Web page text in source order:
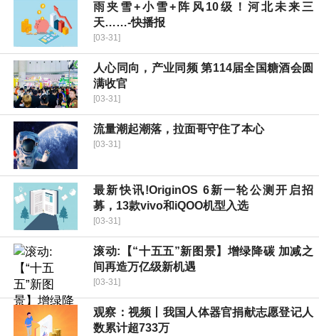
雨夹雪+小雪+阵风10级！河北未来三
天……-快播报
[03-31]
人心同向，产业同频 第114届全国糖酒会圆
满收官
[03-31]
流量潮起潮落，拉面哥守住了本心
[03-31]
最新快讯!OriginOS 6新一轮公测开启招
募，13款vivo和iQOO机型入选
[03-31]
滚动:【“十五五”新图景】增绿降碳 加减之
间再造万亿级新机遇
[03-31]
观察：视频丨我国人体器官捐献志愿登记人
数累计超733万